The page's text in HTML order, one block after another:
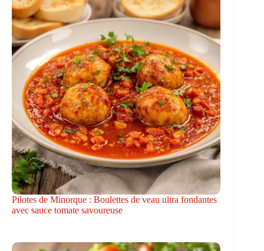
Pilotes de Minorque : Boulettes de veau ultra fondantes
avec sauce tomate savoureuse